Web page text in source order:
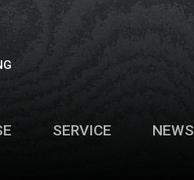
SERVICE NEWS